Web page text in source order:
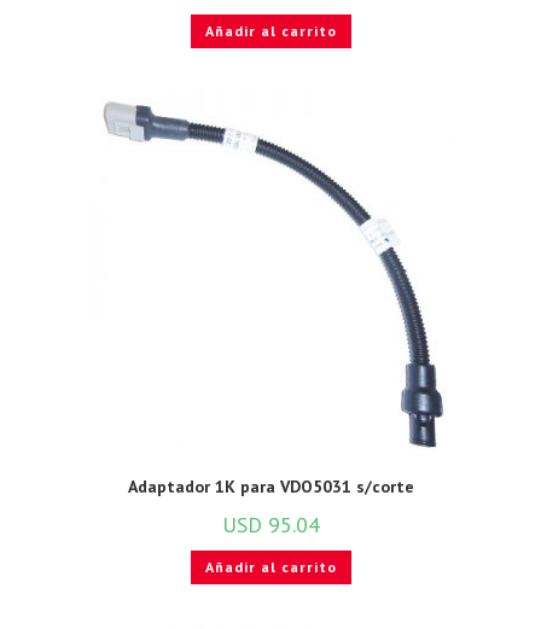
Añadir al carrito
Adaptador 1K para VDO5031 s/corte
USD 95.04
Añadir al carrito